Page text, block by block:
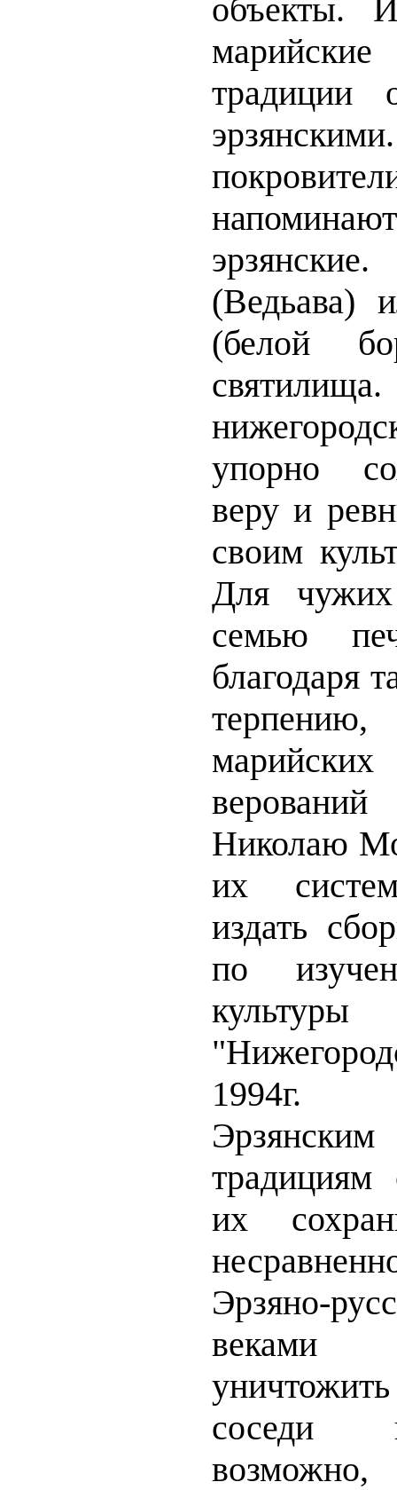
объекты.
традиции
(Ведьава)
(белой
упорно
веру и
своим
Для
семью
благодаря
Николаю
их
издать
по
1994г.
традициям
их
Эрзяно-
соседи